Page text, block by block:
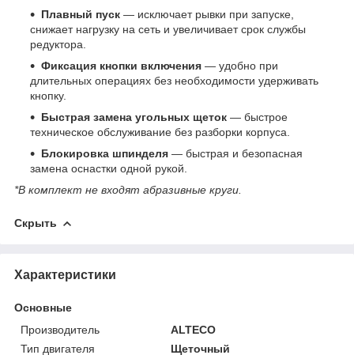
Плавный пуск — исключает рывки при запуске,
снижает нагрузку на сеть и увеличивает срок службы
редуктора.
Фиксация кнопки включения — удобно при
длительных операциях без необходимости удерживать
кнопку.
Быстрая замена угольных щеток — быстрое
техническое обслуживание без разборки корпуса.
Блокировка шпинделя — быстрая и безопасная
замена оснастки одной рукой.
*В комплект не входят абразивные круги.
Скрыть
Характеристики
Основные
Производитель
ALTECO
Тип двигателя
Щеточный